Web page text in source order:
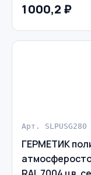
1 000,2 ₽
Арт. SLPUSG280
ГЕРМЕТИК